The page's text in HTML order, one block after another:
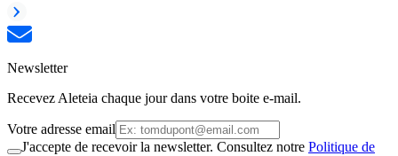
Newsletter
Recevez Aleteia chaque jour dans votre boite e-mail.
Votre adresse email
J'accepte de recevoir la newsletter. Consultez notre Politique de